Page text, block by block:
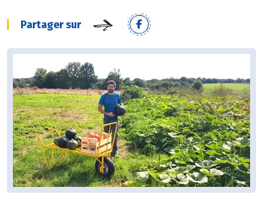
Partager sur